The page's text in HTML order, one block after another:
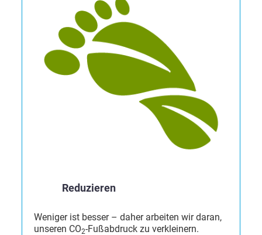
Reduzieren
Weniger ist besser – daher arbeiten wir daran,
unseren CO2-Fußabdruck zu verkleinern.